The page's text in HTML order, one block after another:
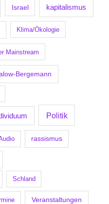
Israel kapitalismus
Klima/Ökologie
Mainstream
Bergemann
Politik
rassismus
Schland
Veranstaltungen